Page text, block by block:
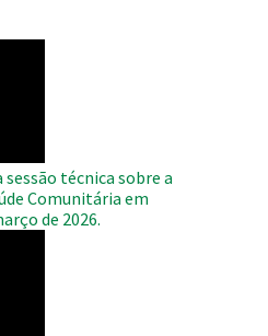
sessão técnica sobre a
Comunitária em
de 2026.